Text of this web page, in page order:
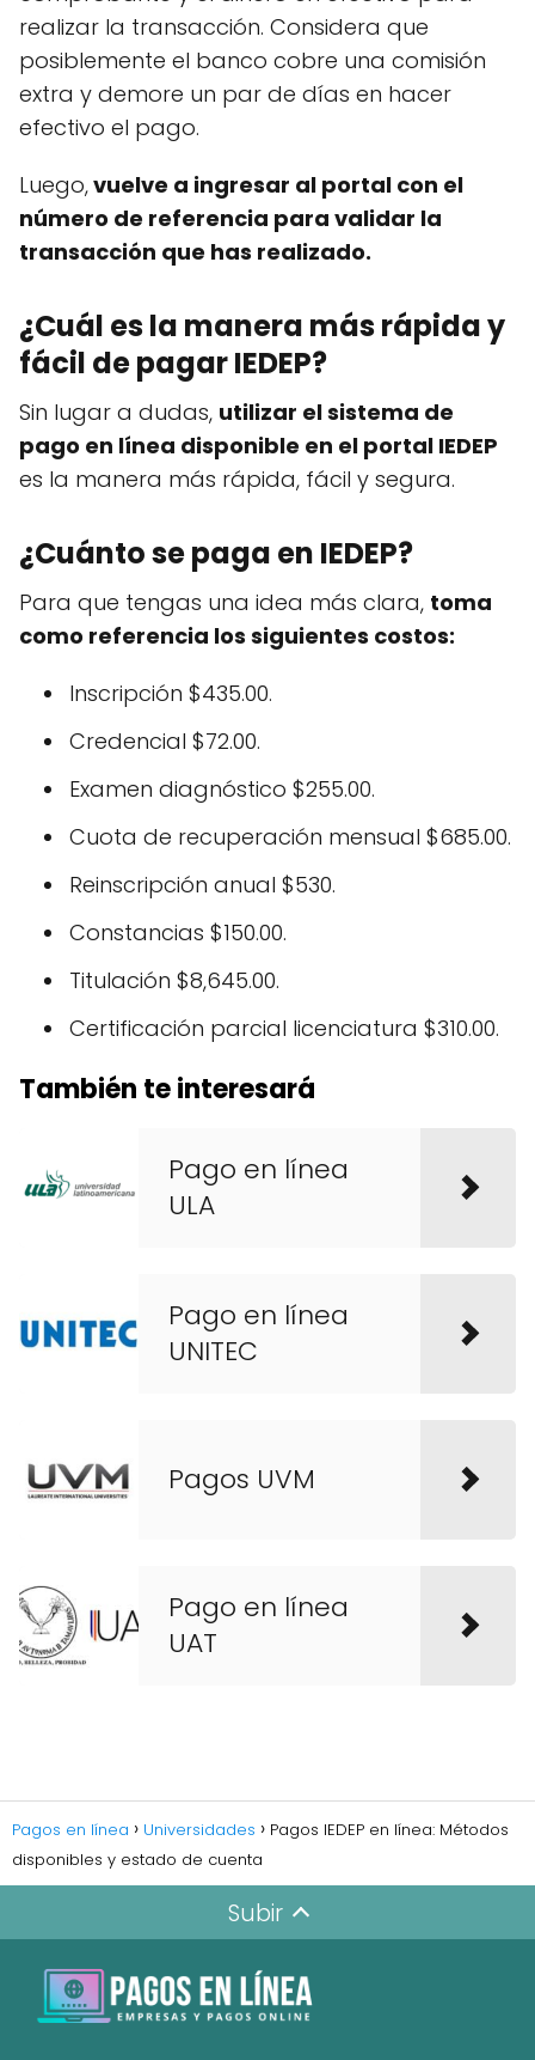
realizar la transacción. Considera que
posiblemente el banco cobre una comisión
extra y demore un par de días en hacer
efectivo el pago.
Luego,vuelve a ingresar al portal con el
número de referencia para validar la
transacción que has realizado.
¿Cuál es la manera más rápida y
fácil de pagar IEDEP?
Sin lugar a dudas, utilizar el sistema de
pago en línea disponible en el portal IEDEP
es la manera más rápida, fácil y segura.
¿Cuánto se paga en IEDEP?
Para que tengas una idea más clara, toma
como referencia los siguientes costos:
Inscripción $435.00.
Credencial $72.00.
Examen diagnóstico $255.00.
Cuota de recuperación mensual $685.00.
Reinscripción anual $530.
Constancias $150.00.
Titulación $8,645.00.
Certificación parcial licenciatura $310.00.
También te interesará
Pago en línea
ULA
Pago en línea
UNITEC
Pagos UVM
Pago en línea
UAT
Pagos en línea Universidades
Pagos IEDEP en línea: Métodos
disponibles y estado de cuenta
Subir